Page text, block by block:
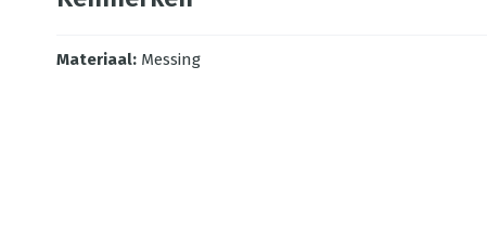
Materiaal: Messing